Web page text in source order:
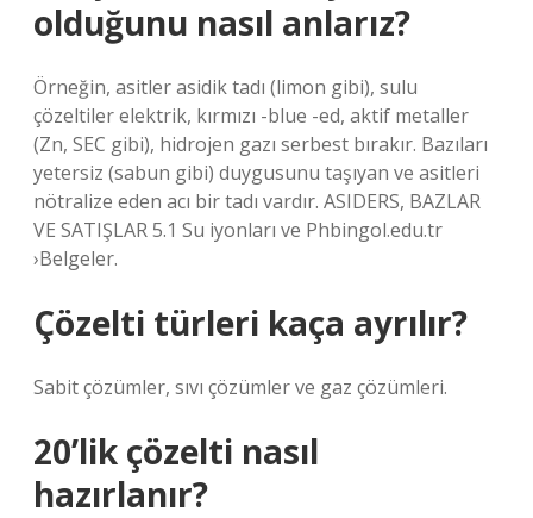
olduğunu nasıl anlarız?
Örneğin, asitler asidik tadı (limon gibi), sulu
çözeltiler elektrik, kırmızı -blue -ed, aktif metaller
(Zn, SEC gibi), hidrojen gazı serbest bırakır. Bazıları
yetersiz (sabun gibi) duygusunu taşıyan ve asitleri
nötralize eden acı bir tadı vardır. ASIDERS, BAZLAR
VE SATIŞLAR 5.1 Su iyonları ve Phbingol.edu.tr
›Belgeler.
Çözelti türleri kaça ayrılır?
Sabit çözümler, sıvı çözümler ve gaz çözümleri.
20’lik çözelti nasıl
hazırlanır?